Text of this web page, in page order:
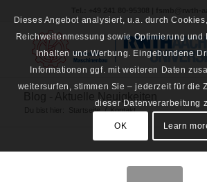
Startseite / Kontakt
Dieses Angebot analysiert, u.a. durch
Reichweitenmessung sowie Optimierung
Inhalten und Werbung. Eingebundene
Informationen ggf. mit weiteren Daten
weitersurfen, stimmen Sie – jederzeit für die
dieser Datenverarbeitung
OK Learn